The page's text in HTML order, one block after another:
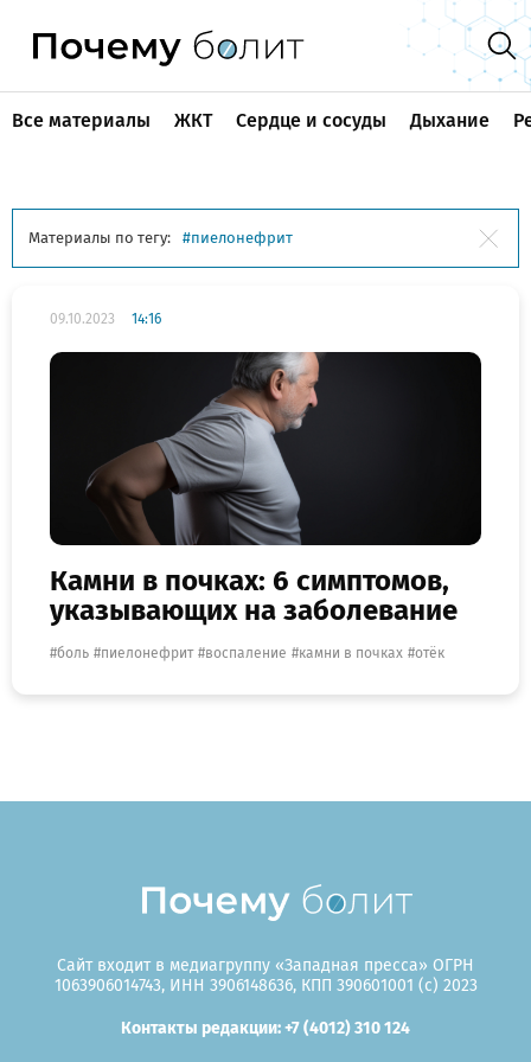
Все материалы ЖКТ Сердце и сосуды Дыхание
Материалы по тегу: пиелонефрит
09.10.2023 14:16
Камни в почках: 6 симптомов,
указывающих на заболевание
боль пиелонефрит воспаление камни в почках отёк
Сайт входит в медиагруппу «Западная пресса» ОГРН
1063906014743, ИНН 3906148636, КПП 390601001 (c) 2023
Контакты редакции: +7 (4012) 310 124